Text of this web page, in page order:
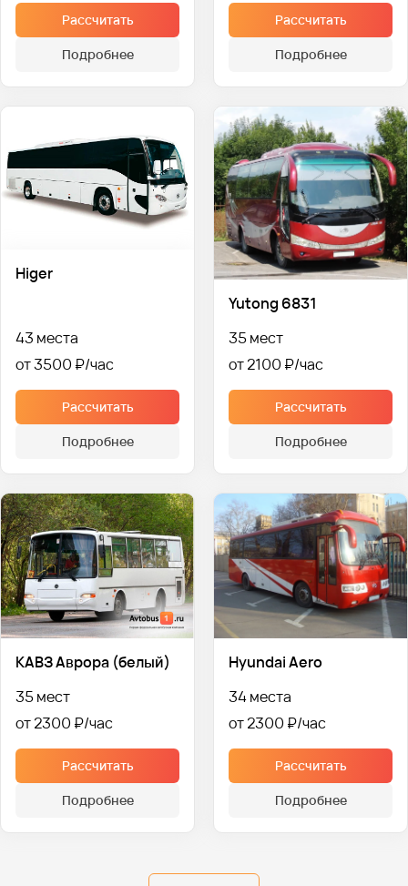
Рассчитать
Подробнее
Рассчитать
Подробнее
Higer
43 места
от 3500 ₽
Рассчитать
Подробнее
Yutong 6831
35 мест
от 2100 ₽
Рассчитать
Подробнее
КАВЗ Аврора (белый)
35 мест
от 2300 ₽
Рассчитать
Подробнее
Hyundai Aero
34 места
от 2300 ₽
Рассчитать
Подробнее